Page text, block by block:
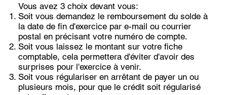
Vous avez 3 choix devant vous:
Soit vous demandez le remboursement du solde à
la date de fin d'exercice par e-mail ou courrier
postal en précisant votre numéro de compte.
Soit vous laissez le montant sur votre fiche
comptable, cela permettera d'éviter d'avoir des
surprises pour l'exercice à venir.
Soit vous régulariser en arrêtant de payer un ou
plusieurs mois, pour que le crédit soit régularisé